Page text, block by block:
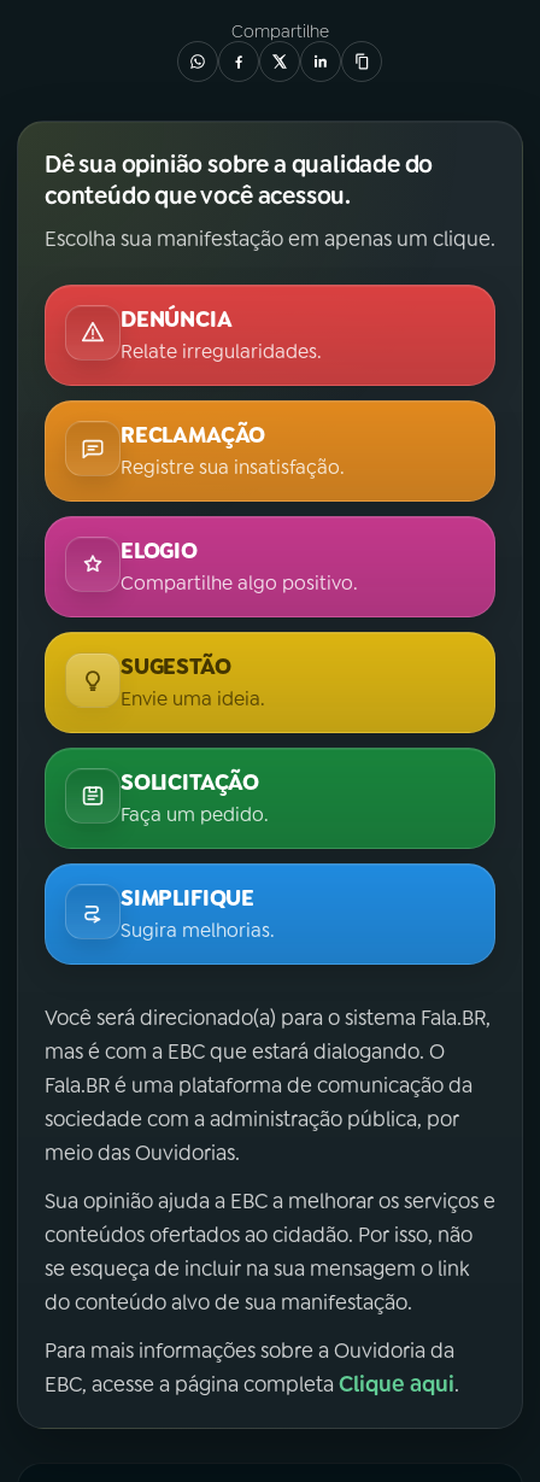
Compartilhe
Dê sua opinião sobre a qualidade do
conteúdo que você acessou.
Escolha sua manifestação em apenas um clique.
DENÚNCIA
Relate irregularidades.
RECLAMAÇÃO
Registre sua insatisfação.
ELOGIO
Compartilhe algo positivo.
SUGESTÃO
Envie uma ideia.
SOLICITAÇÃO
Faça um pedido.
SIMPLIFIQUE
Sugira melhorias.
Você será direcionado(a) para o sistema Fala.BR,
mas é com a EBC que estará dialogando. O
Fala.BR é uma plataforma de comunicação da
sociedade com a administração pública, por
meio das Ouvidorias.
Sua opinião ajuda a EBC a melhorar os serviços e
conteúdos ofertados ao cidadão. Por isso, não
se esqueça de incluir na sua mensagem o link
do conteúdo alvo de sua manifestação.
Para mais informações sobre a Ouvidoria da
EBC, acesse a página completa Clique aqui.